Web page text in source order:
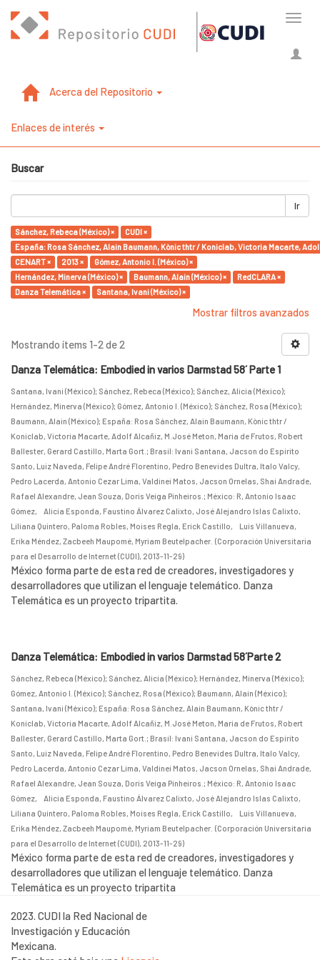
Acerca del Repositorio
Enlaces de interés
Buscar
Ir
Sánchez, Rebeca (México) ×
CUDI ×
España: Rosa Sánchez, Alain Baumann, Kònic thtr / Koniclab, Victoria
CENART ×
2013 ×
Gómez, Antonio I. (México) ×
Hernández, Minerva (México) ×
Baumann, Alain (México) ×
RedCLARA ×
Danza Telemática ×
Santana, Ivani (México) ×
Mostrar filtros avanzados
Mostrando ítems 1-2 de 2
Danza Telemática: Embodied in varios Darmstad 58´ Parte 1
Santana, Ivani (México); Sánchez, Rebeca (México); Sánchez, Alicia (México);
Hernández, Minerva (México); Gómez, Antonio I. (México); Sánchez, Rosa (México);
Baumann, Alain (México); España: Rosa Sánchez, Alain Baumann, Kònic thtr /
Koniclab, Victoria Macarte, Adolf Alcañiz, M.José Meton, Maria de Frutos, Robert
Ballester, Gerard Castillo, Marta Gort. ; Brasil: Ivani Santana, Jacson do Espírito
Santo, Luiz Naveda, Felipe André Florentino, Pedro Benevides Dultra, Italo Valcy,
Pedro Lacerda, Antonio Cezar Lima, Valdinei Matos, Jacson Ornelas, Shai Andrade,
Rafael Alexandre, Jean Souza, Doris Veiga Pinheiros. ; México: R, Antonio Isaac
Gómez, Alicia Esponda, Faustino Álvarez Calixto, José Alejandro Islas Calixto,
Liliana Quintero, Paloma Robles, Moises Regla, Erick Castillo, Luis Villanueva,
Erika Méndez, Zacbeeh Maupomé, Myriam Beutelpacher. (Corporación Universitaria
para el Desarrollo de Internet (CUDI), 2013-11-29)
México forma parte de esta red de creadores, investigadores y
desarrolladores que utilizan el lenguaje telemático. Danza
Telemática es un proyecto tripartita.
Danza Telemática: Embodied in varios Darmstad 58´Parte 2
Sánchez, Rebeca (México); Sánchez, Alicia (México); Hernández, Minerva (México);
Gómez, Antonio I. (México); Sánchez, Rosa (México); Baumann, Alain (México);
Santana, Ivani (México); España: Rosa Sánchez, Alain Baumann, Kònic thtr /
Koniclab, Victoria Macarte, Adolf Alcañiz, M.José Meton, Maria de Frutos, Robert
Ballester, Gerard Castillo, Marta Gort. ; Brasil: Ivani Santana, Jacson do Espírito
Santo, Luiz Naveda, Felipe André Florentino, Pedro Benevides Dultra, Italo Valcy,
Pedro Lacerda, Antonio Cezar Lima, Valdinei Matos, Jacson Ornelas, Shai Andrade,
Rafael Alexandre, Jean Souza, Doris Veiga Pinheiros. ; México: R, Antonio Isaac
Gómez, Alicia Esponda, Faustino Álvarez Calixto, José Alejandro Islas Calixto,
Liliana Quintero, Paloma Robles, Moises Regla, Erick Castillo, Luis Villanueva,
Erika Méndez, Zacbeeh Maupomé, Myriam Beutelpacher. (Corporación Universitaria
para el Desarrollo de Internet (CUDI), 2013-11-29)
México forma parte de esta red de creadores, investigadores y
desarrolladores que utilizan el lenguaje telemático. Danza
Telemática es un proyecto tripartita
2023. CUDI la Red Nacional de
Investigación y Educación
Mexicana.